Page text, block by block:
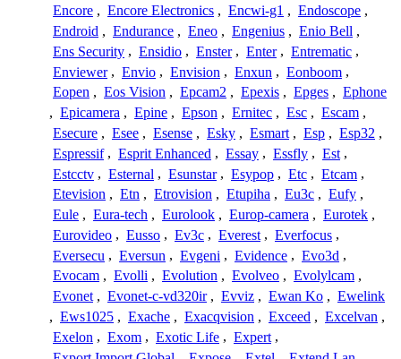
Encore , Encore Electronics , Encwi-g1 , Endoscope ,
Endroid , Endurance , Eneo , Engenius , Enio Bell ,
Ens Security , Ensidio , Enster , Enter , Entrematic ,
Enviewer , Envio , Envision , Enxun , Eonboom ,
Eopen , Eos Vision , Epcam2 , Epexis , Epges , Ephone
, Epicamera , Epine , Epson , Ernitec , Esc , Escam ,
Esecure , Esee , Esense , Esky , Esmart , Esp , Esp32 ,
Espressif , Esprit Enhanced , Essay , Essfly , Est ,
Estcctv , Esternal , Esunstar , Esypop , Etc , Etcam ,
Etevision , Etn , Etrovision , Etupiha , Eu3c , Eufy ,
Eule , Eura-tech , Eurolook , Europ-camera , Eurotek ,
Eurovideo , Eusso , Ev3c , Everest , Everfocus ,
Eversecu , Eversun , Evgeni , Evidence , Evo3d ,
Evocam , Evolli , Evolution , Evolveo , Evolylcam ,
Evonet , Evonet-c-vd320ir , Evviz , Ewan Ko , Ewelink
, Ews1025 , Exache , Exacqvision , Exceed , Excelvan ,
Exelon , Exom , Exotic Life , Expert ,